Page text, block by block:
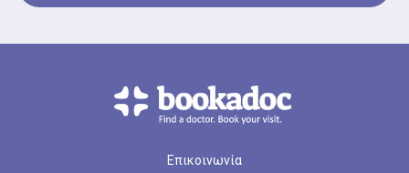
Επικοινωνία